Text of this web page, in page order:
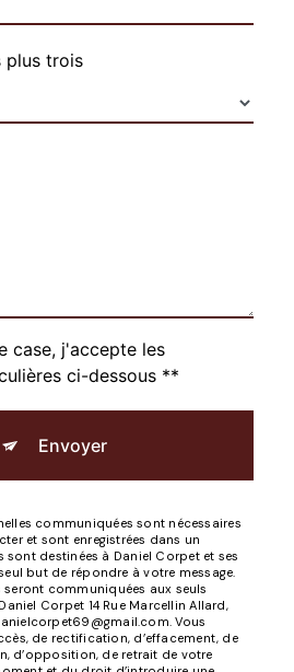
plus trois
case, j'accepte les
ci-dessous **
Envoyer
communiquées sont nécessaires
et sont enregistrées dans un
sont destinées à Daniel Corpet et ses
but de répondre à votre message.
seront communiquées aux seuls
Corpet 14 Rue Marcellin Allard,
Vous
de rectification, d’effacement, de
d’opposition, de retrait de votre